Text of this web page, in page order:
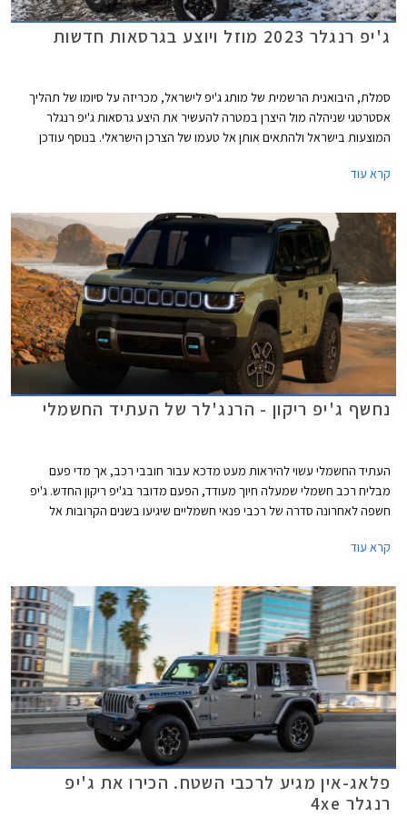
ג'יפ רנגלר 2023 מוזל ויוצע בגרסאות חדשות
סמלת, היבואנית הרשמית של מותג ג'יפ לישראל, מכריזה על סיומו של תהליך
אסטרטגי שניהלה מול היצרן במטרה להעשיר את היצע גרסאות ג'יפ רנגלר
המוצעות בישראל ולהתאים אותן אל טעמו של הצרכן הישראלי. בנוסף עודכן
קרא עוד
נחשף ג'יפ ריקון - הרנג'לר של העתיד החשמלי
העתיד החשמלי עשוי להיראות מעט מדכא עבור חובבי רכב, אך מדי פעם
מבליח רכב חשמלי שמעלה חיוך מעודד, הפעם מדובר בג'יפ ריקון החדש. ג'יפ
חשפה לאחרונה סדרה של רכבי פנאי חשמליים שיגיעו בשנים הקרובות אל
ג'יפ ריקון שנראה כמו היורש של ג'יפ רנג'לר הקשוח. בשלב זה שלושת הדגמים
קרא עוד
פלאג-אין מגיע לרכבי השטח. הכירו את ג'יפ
רנגלר 4xe